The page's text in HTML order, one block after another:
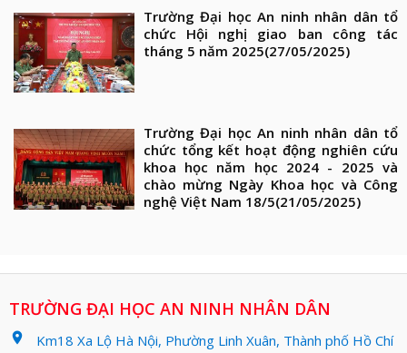
Trường Đại học An ninh nhân dân tổ
chức Hội nghị giao ban công tác
tháng 5 năm 2025(27/05/2025)
Trường Đại học An ninh nhân dân tổ
chức tổng kết hoạt động nghiên cứu
khoa học năm học 2024 - 2025 và
chào mừng Ngày Khoa học và Công
nghệ Việt Nam 18/5(21/05/2025)
TRƯỜNG ĐẠI HỌC AN NINH NHÂN DÂN
location_on
Km18 Xa Lộ Hà Nội, Phường Linh Xuân, Thành phố Hồ Chí